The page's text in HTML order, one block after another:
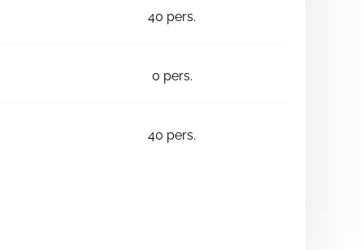
40 pers.
0 pers.
40 pers.